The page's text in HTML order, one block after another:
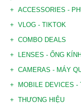
ACCESSORIES -
VLOG - TIKTOK
COMBO DEALS
LENSES - ỐNG
CAMERAS - MÁY
MOBILE DEVICES
THƯƠNG HIỆU